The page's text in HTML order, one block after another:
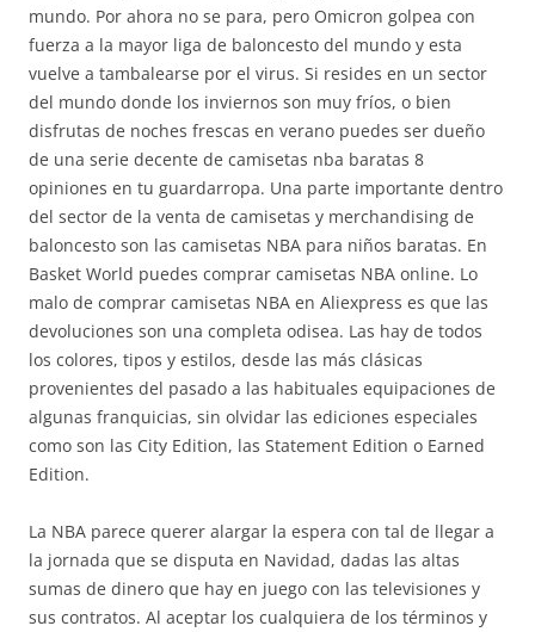
mundo. Por ahora no se para, pero Omicron golpea con
fuerza a la mayor liga de baloncesto del mundo y esta
vuelve a tambalearse por el virus. Si resides en un sector
del mundo donde los inviernos son muy fríos, o bien
disfrutas de noches frescas en verano puedes ser dueño
de una serie decente de camisetas nba baratas 8
opiniones en tu guardarropa. Una parte importante dentro
del sector de la venta de camisetas y merchandising de
baloncesto son las camisetas NBA para niños baratas. En
Basket World puedes comprar camisetas NBA online. Lo
malo de comprar camisetas NBA en Aliexpress es que las
devoluciones son una completa odisea. Las hay de todos
los colores, tipos y estilos, desde las más clásicas
provenientes del pasado a las habituales equipaciones de
algunas franquicias, sin olvidar las ediciones especiales
como son las City Edition, las Statement Edition o Earned
Edition.
La NBA parece querer alargar la espera con tal de llegar a
la jornada que se disputa en Navidad, dadas las altas
sumas de dinero que hay en juego con las televisiones y
sus contratos. Al aceptar los cualquiera de los términos y